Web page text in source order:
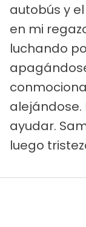
autobús y
en mi
luchando
ayudar.
luego